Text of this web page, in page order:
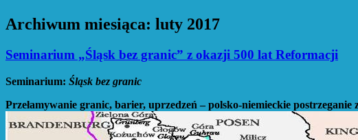
Archiwum miesiąca: luty 2017
Seminarium „Śląsk bez granic” z okazji 500 lat Reformacji
Seminarium: Śląsk bez granic
Przełamywanie granic, barier, uprzedzeń – polsko-niemieckie